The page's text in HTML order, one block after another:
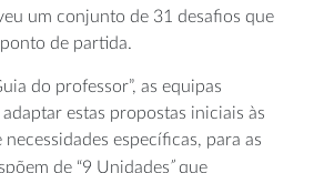
um conjunto de 31 desafios que
de partida.
do professor”, as equipas
estas propostas iniciais às
necessidades específicas, para as
de “9 Unidades”que